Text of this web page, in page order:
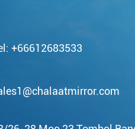
+66612683533